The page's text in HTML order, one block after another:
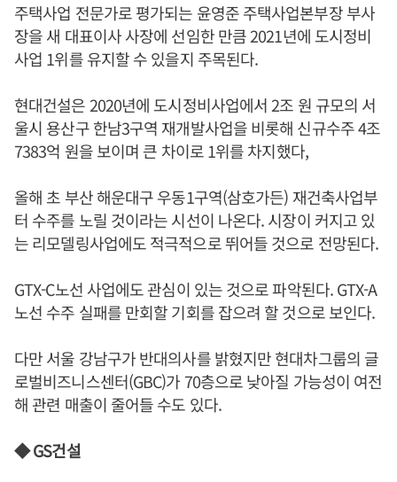
주택사업 전문가로 평가되는 윤영준 주택사업본부장 부사
장을 새 대표이사 사장에 선임한 만큼 2021년에 도시정비
사업 1위를 유지할 수 있을지 주목된다.
현대건설은 2020년에 도시정비사업에서 2조 원 규모의 서
울시 용산구 한남3구역 재개발사업을 비롯해 신규수주 4조
7383억 원을 보이며 큰 차이로 1위를 차지했다,
올해 초 부산 해운대구 우동1구역(삼호가든) 재건축사업부
터 수주를 노릴 것이라는 시선이 나온다. 시장이 커지고 있
는 리모델링사업에도 적극적으로 뛰어들 것으로 전망된다.
GTX-C노선 사업에도 관심이 있는 것으로 파악된다. GTX-A
노선 수주 실패를 만회할 기회를 잡으려 할 것으로 보인다.
다만 서울 강남구가 반대의사를 밝혔지만 현대차그룹의 글
로벌비즈니스센터(GBC)가 70층으로 낮아질 가능성이 여전
해 관련 매출이 줄어들 수도 있다.
◆ GS건설